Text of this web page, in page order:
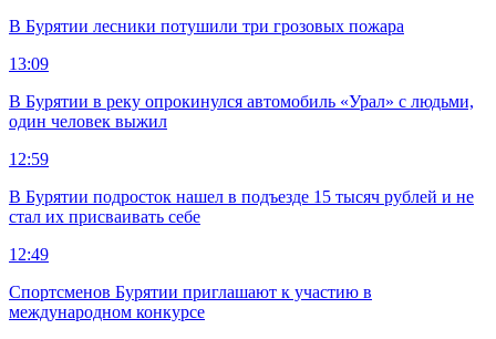
В Бурятии лесники потушили три грозовых пожара
13:09
В Бурятии в реку опрокинулся автомобиль «Урал» с людьми,
один человек выжил
12:59
В Бурятии подросток нашел в подъезде 15 тысяч рублей и не
стал их присваивать себе
12:49
Спортсменов Бурятии приглашают к участию в
международном конкурсе